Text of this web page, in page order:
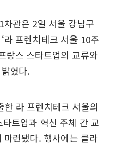
관은 2일 서울 강남구
라 프렌치테크 서울 10주
랑스 스타트업의 교류와
혔다.
라 프렌치테크 서울의
트업과 혁신 주체 간 교
련됐다. 행사에는 클라